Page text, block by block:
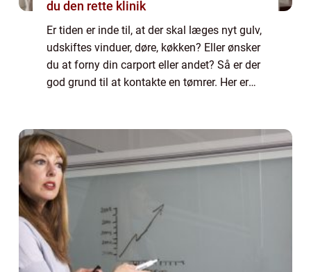
du den rette klinik
Er tiden er inde til, at der skal læges nyt gulv,
udskiftes vinduer, døre, køkken? Eller ønsker
du at forny din carport eller andet? Så er der
god grund til at kontakte en tømrer. Her er